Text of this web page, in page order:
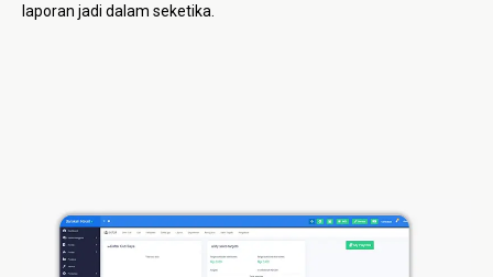
laporan jadi dalam seketika.